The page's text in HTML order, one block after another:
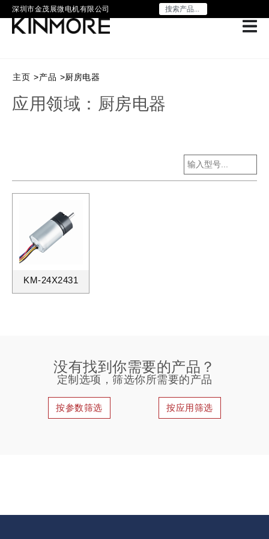
深圳市金茂展微电机有限公司
主页 >产品 >厨房电器
应用领域：厨房电器
KM-24X2431
没有找到你需要的产品？
定制选项，筛选你所需要的产品
按参数筛选 按应用筛选